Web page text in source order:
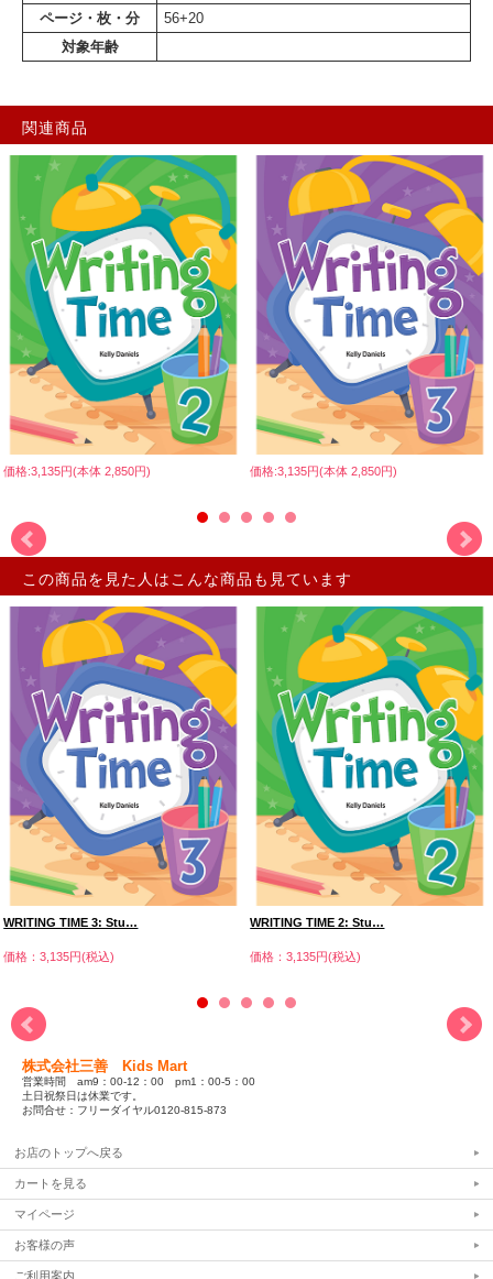
ページ・枚・分
56+20
対象年齢
関連商品
価格:3,135円(本体 2,850円) 価格:3,135円(本体 2,850円)
この商品を見た人はこんな商品も見ています
WRITING TIME 3: Stu…
価格：3,135円(税込)
WRITING TIME 2: Stu…
価格：3,135円(税込)
株式会社三善 Kids Mart
営業時間 am9：00-12：00 pm1：00-5：00
土日祝祭日は休業です。
お問合せ：フリーダイヤル0120-815-873
お店のトップへ戻る
カートを見る
マイページ
お客様の声
ご利用案内